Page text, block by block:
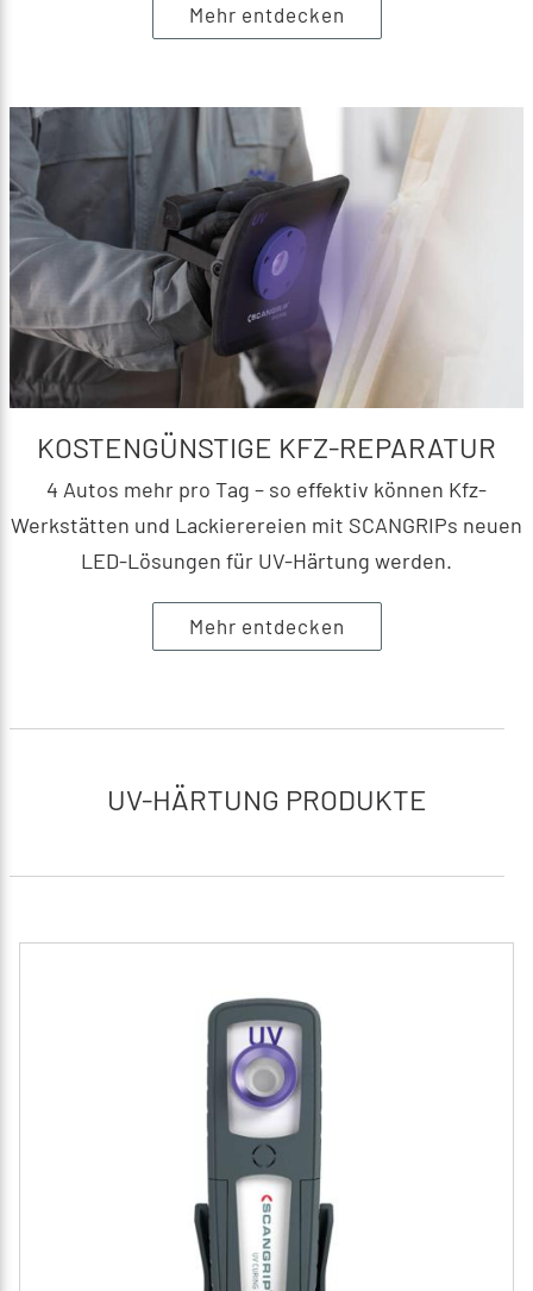
Mehr entdecken
KOSTENGÜNSTIGE KFZ-REPARATUR
4 Autos mehr pro Tag – so effektiv können Kfz-
Werkstätten und Lackierereien mit SCANGRIPs neuen
LED-Lösungen für UV-Härtung werden.
Mehr entdecken
UV-HÄRTUNG PRODUKTE